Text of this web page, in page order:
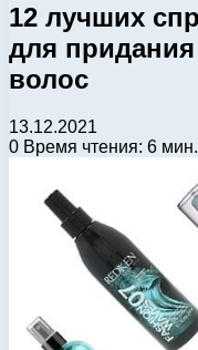
12 лучших
для
волос
13.12.2021
0 Время чтения: 6 мин.